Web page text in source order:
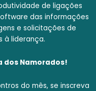
de ligações
das informações
e solicitações de
à liderança.
dos Namorados!
do mês, se inscreva